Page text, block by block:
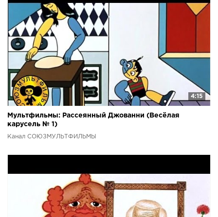
4:15
Мультфильмы: Рассеянный Джованни (Весёлая
карусель № 1)
Канал СОЮЗМУЛЬТФИЛЬМЫ